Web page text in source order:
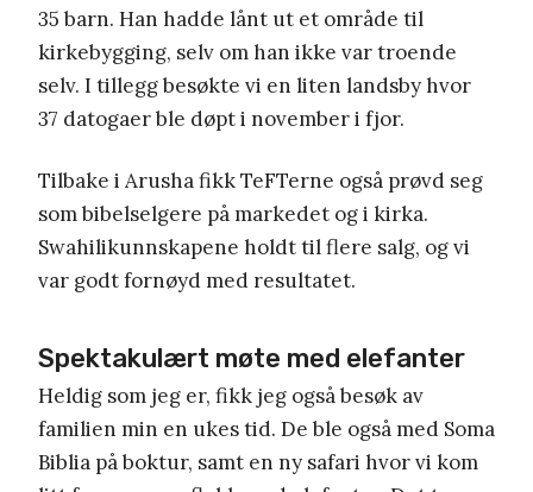
35 barn. Han hadde lånt ut et område til
kirkebygging, selv om han ikke var troende
selv. I tillegg besøkte vi en liten landsby hvor
37 datogaer ble døpt i november i fjor.
Tilbake i Arusha fikk TeFTerne også prøvd seg
som bibelselgere på markedet og i kirka.
Swahilikunnskapene holdt til flere salg, og vi
var godt fornøyd med resultatet.
Spektakulært møte med elefanter
Heldig som jeg er, fikk jeg også besøk av
familien min en ukes tid. De ble også med Soma
Biblia på boktur, samt en ny safari hvor vi kom